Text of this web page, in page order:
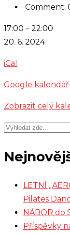
Comment:
Šachy
17:00 – 22:00
20. 6. 2024
iCal
Google kalendář
Zobrazit celý
LETNÍ
Pilates
NÁBOR do
Příspěvky